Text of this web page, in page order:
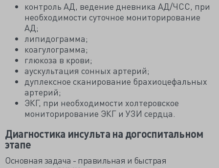
контроль АД, ведение дневника АД/ЧСС, при
необходимости суточное мониторирование
АД;
липидограмма;
коагулограмма;
глюкоза в крови;
аускультация сонных артерий;
дуплексное сканирование брахиоцефальных
артерий;
ЭКГ, при необходимости холтеровское
мониторирование ЭКГ и УЗИ сердца.
Диагностика инсульта на догоспитальном
этапе
Основная задача - правильная и быстрая